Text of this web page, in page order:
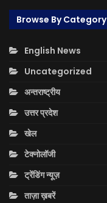
Browse By Category
English News
Uncategorized
अन्तराष्ट्रीय
उत्तर प्रदेश
खेल
टेक्नोलॉजी
ट्रेंडिंग न्यूज़
ताज़ा ख़बरें